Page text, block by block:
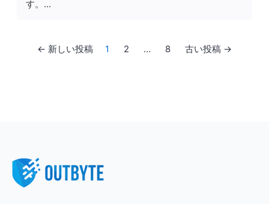
す。...
Posts pagination
← 新しい投稿 1 2 … 8 古い投稿 →